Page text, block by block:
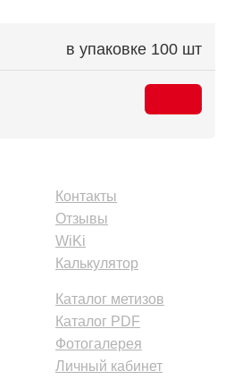
в упаковке 100 шт
Контакты
Отзывы
WiKi
Калькулятор
Каталог метизов
Каталог PDF
Фотогалерея
Личный кабинет